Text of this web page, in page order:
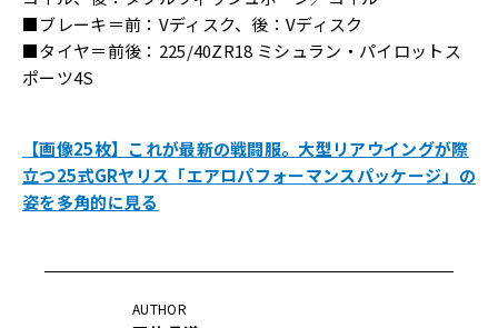
■ブレーキ＝前：Vディスク、後：Vディスク
■タイヤ＝前後：225/40ZR18 ミシュラン・パイロットス
ポーツ4S
【画像25枚】これが最新の戦闘服。大型リアウイングが際
立つ25式GRヤリス「エアロパフォーマンスパッケージ」の
姿を多角的に見る
AUTHOR